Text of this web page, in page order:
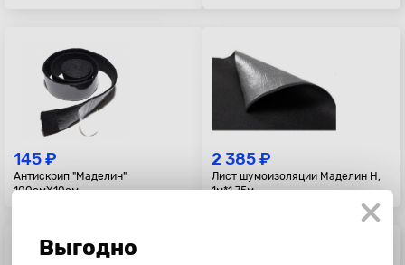
145 ₽
Антискрип "Маделин"
100смХ10см
2 385 ₽
Лист шумоизоляции Маделин Н,
1м*1,75м
Выгодно